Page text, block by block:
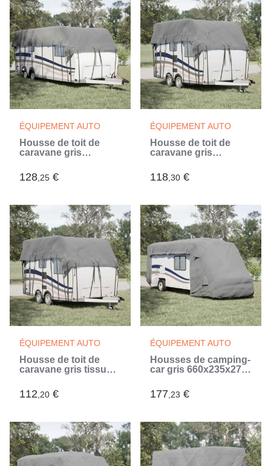
ÉQUIPEMENT AUTO
Housse de toit de
caravane gris
tissé (Gris)
128,25 €
ÉQUIPEMENT AUTO
Housse de toit de
caravane gris
tissé (Gris)
118,30 €
ÉQUIPEMENT AUTO
Housse de toit de
caravane gris tissu
112,20 €
ÉQUIPEMENT AUTO
Housses de camping-
car gris 660x235x275
(Gris)
177,23 €